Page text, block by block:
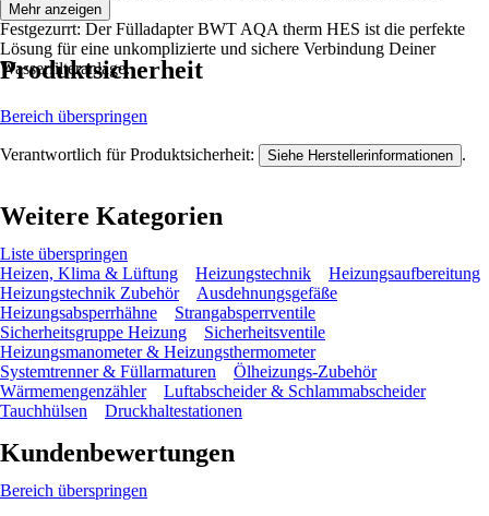
Festgezurrt: Der Fülladapter BWT AQA therm HES ist die perfekte
Lösung für eine unkomplizierte und sichere Verbindung Deiner
Wasserfilteranlage.
Mehr anzeigen
Produktsicherheit
Bereich überspringen
Verantwortlich für Produktsicherheit: Siehe Herstellerinformationen .
Weitere Kategorien
Liste überspringen
Heizen, Klima & Lüftung
Heizungstechnik
Heizungsaufbereitung
Heizungstechnik Zubehör
Ausdehnungsgefäße
Heizungsabsperrhähne
Strangabsperrventile
Sicherheitsgruppe Heizung
Sicherheitsventile
Heizungsmanometer & Heizungsthermometer
Systemtrenner & Füllarmaturen
Ölheizungs-Zubehör
Wärmemengenzähler
Luftabscheider & Schlammabscheider
Tauchhülsen
Druckhaltestationen
Kundenbewertungen
Bereich überspringen